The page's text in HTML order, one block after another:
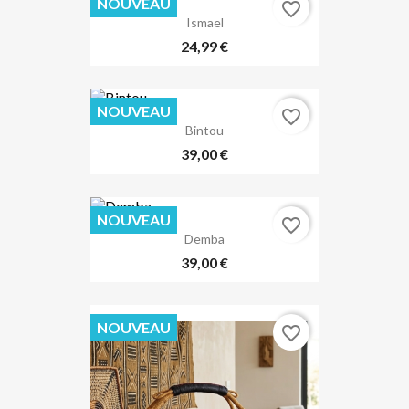
Ismael
24,99 €
favorite_border
Bintou
39,00 €
NOUVEAU favorite_border
Demba
39,00 €
NOUVEAU favorite_border
NOUVEAU favorite_border